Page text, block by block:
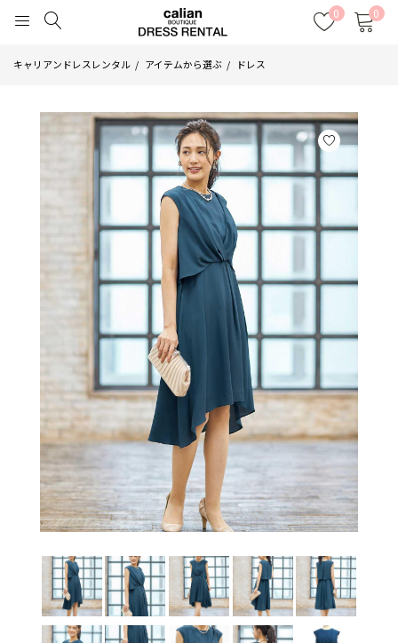
0 0
キャリアンドレスレンタル アイテムから選ぶ ドレス